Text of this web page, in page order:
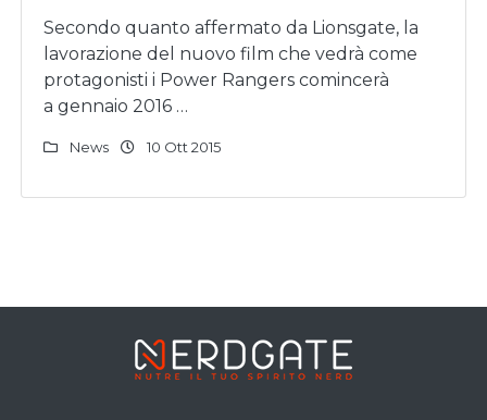
Secondo quanto affermato da Lionsgate, la
lavorazione del nuovo film che vedrà come
protagonisti i Power Rangers comincerà
a gennaio 2016 …
News 10 Ott 2015